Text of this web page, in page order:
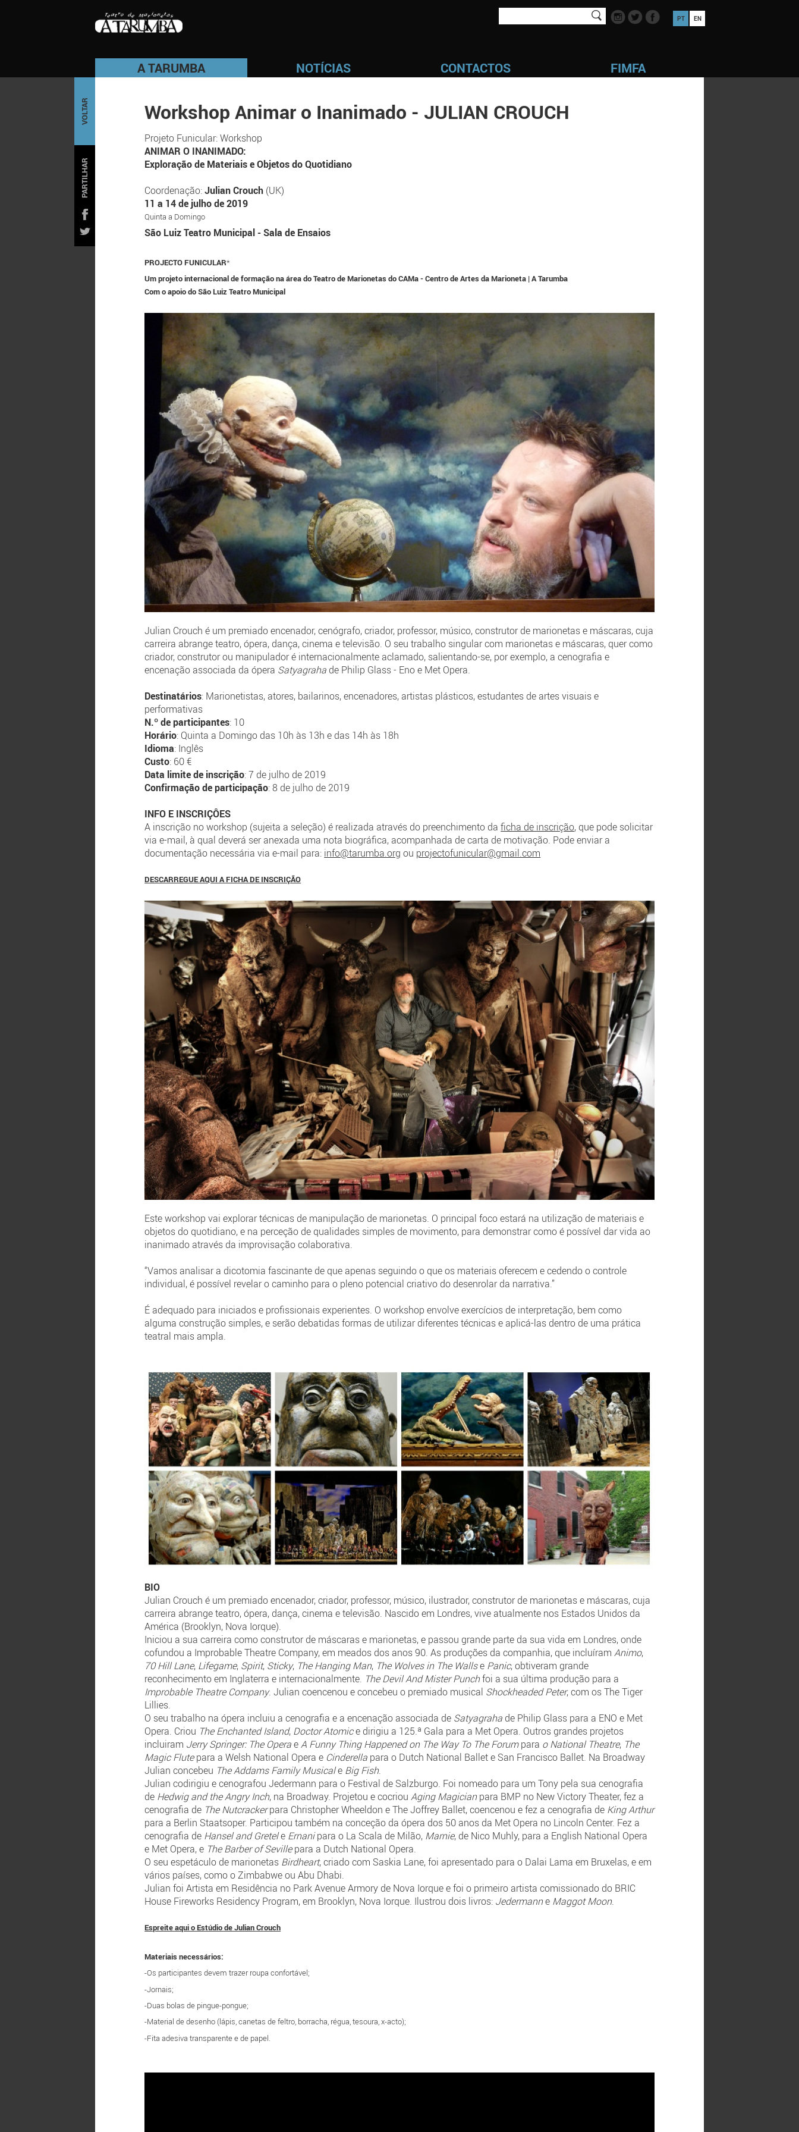
A TARUMBA NOTÍCIAS CONTACTOS FIMFA
PT EN
VOLTAR
PARTILHAR
Workshop Animar o Inanimado - JULIAN CROUCH
Projeto Funicular: Workshop
ANIMAR O INANIMADO:
Exploração de Materiais e Objetos do Quotidiano
Coordenação:Julian Crouch (UK)
11 a 14 de julho de 2019
Quinta a Domingo
São Luiz Teatro Municipal - Sala de Ensaios
PROJECTO FUNICULAR*
Um projeto internacional de formação na área do Teatro de Marionetas do CAMa - Centro de Artes da Marioneta | A Tarumba
Com o apoio do São Luiz Teatro Municipal
Julian Crouch é um premiado encenador, cenógrafo, criador, professor, músico, construtor de marionetas e máscaras, cuja
carreira abrange teatro, ópera, dança, cinema e televisão. O seu trabalho singular com marionetas e máscaras, quer como
criador, construtor ou manipulador é internacionalmente aclamado, salientando-se, por exemplo, a cenografia e
encenação associada da ópera Satyagraha de Philip Glass - Eno e Met Opera.
Destinatários: Marionetistas, atores, bailarinos, encenadores, artistas plásticos, estudantes de artes visuais e
performativas
N.º de participantes: 10
Horário: Quinta a Domingo das 10h às 13h e das 14h às 18h
Idioma: Inglês
Custo: 60 €
Data limite de inscrição: 7 de julho de 2019
Confirmação de participação: 8 de julho de 2019
INFO E INSCRIÇÔES
A inscrição no workshop (sujeita a seleção) é realizada através do preenchimento daficha de inscrição, que pode solicitar
via e-mail, à qual deverá ser anexada uma nota biográfica, acompanhada de carta de motivação. Pode enviar a
documentação necessária via e-mail para: info@tarumba.org ou projectofunicular@gmail.com
DESCARREGUE AQUI A FICHA DE INSCRIÇÃO
Este workshop vai explorar técnicas de manipulação de marionetas. O principal foco estará na utilização de materiais e
objetos do quotidiano, e na perceção de qualidades simples de movimento, para demonstrar como é possível dar vida ao
inanimado através da improvisação colaborativa.
“Vamos analisar a dicotomia fascinante de que apenas seguindo o que os materiais oferecem e cedendo o controle
individual, é possível revelar o caminho para o pleno potencial criativo do desenrolar da narrativa.”
É adequado para iniciados e profissionais experientes. O workshop envolve exercícios de interpretação, bem como
alguma construção simples, e serão debatidas formas de utilizar diferentes técnicas e aplicá-las dentro de uma prática
teatral mais ampla.
BIO
Julian Crouch é um premiado encenador, criador, professor, músico, ilustrador, construtor de marionetas e máscaras, cuja
carreira abrange teatro, ópera, dança, cinema e televisão. Nascido em Londres, vive atualmente nos Estados Unidos da
América (Brooklyn, Nova Iorque).
Iniciou a sua carreira como construtor de máscaras e marionetas, e passou grande parte da sua vida em Londres, onde
cofundou a Improbable Theatre Company, em meados dos anos 90. As produções da companhia, que incluíramAnimo,
70 Hill Lane, Lifegame, Spirit, Sticky, The Hanging Man, The Wolves in The Wallse Panic, obtiveram grande
reconhecimento em Inglaterra e internacionalmente. The Devil And Mister Punchfoi a sua última produção para a
Improbable Theatre Company. Julian coencenou e concebeu o premiado musical Shockheaded Peter, com os The Tiger
Lillies.
O seu trabalho na ópera incluiu a cenografia e a encenação associada de Satyagraha de Philip Glass para a ENO e Met
Opera. Criou The Enchanted Island, Doctor Atomice dirigiu a 125.ª Gala para a Met Opera. Outros grandes projetos
incluiram Jerry Springer: The OperaeA Funny Thing Happened on The Way To The Forumpara o National Theatre, The
Magic Flutepara a Welsh National Opera e Cinderella para o Dutch National Ballet e San Francisco Ballet. Na Broadway
Julian concebeu The Addams Family Musicale Big Fish.
Julian codirigiu e cenografou Jedermann para o Festival de Salzburgo. Foi nomeado para um Tony pela sua cenografia
de Hedwig and the Angry Inch, na Broadway. Projetou e cocriouAging Magicianpara BMP no New Victory Theater, fez a
cenografia de The Nutcrackerpara Christopher Wheeldon e The Joffrey Ballet, coencenou e fez a cenografia de King Arthur
para a Berlin Staatsoper. Participou também na conceção da ópera dos 50 anos da Met Opera no Lincoln Center. Fez a
cenografia de Hansel and Gretele Ernanipara o La Scala de Milão, Marnie, de Nico Muhly, para a English National Opera
e Met Opera, e The Barber of Sevillepara a Dutch National Opera.
O seu espetáculo de marionetas Birdheart, criado com Saskia Lane, foi apresentado para o Dalai Lama em Bruxelas, e em
vários países, como o Zimbabwe ou Abu Dhabi.
Julian foi Artista em Residência no Park Avenue Armory de Nova Iorque e foi o primeiro artista comissionado do BRIC
House Fireworks Residency Program, em Brooklyn, Nova Iorque. Ilustrou dois livros: Jedermanne Maggot Moon.
Espreite aqui o Estúdio de Julian Crouch
Materiais necessários:
-Os participantes devem trazer roupa confortável;
-Jornais;
-Duas bolas de pingue-pongue;
-Material de desenho (lápis, canetas de feltro, borracha, régua, tesoura, x-acto);
-Fita adesiva transparente e de papel.